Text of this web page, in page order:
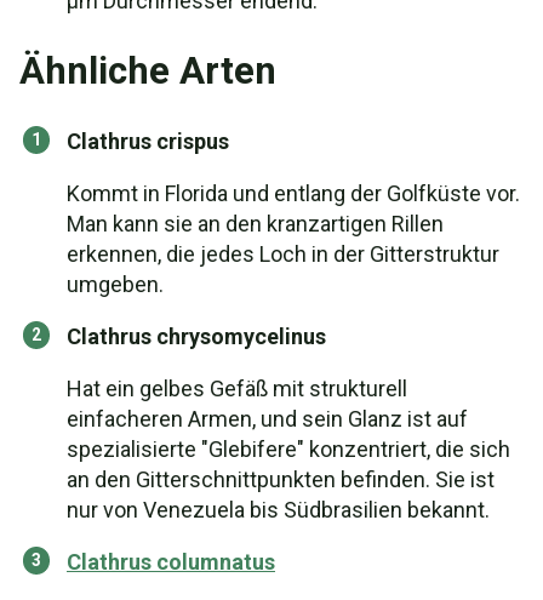
Ähnliche Arten
Clathrus crispus
Kommt in Florida und entlang der Golfküste vor.
Man kann sie an den kranzartigen Rillen
erkennen, die jedes Loch in der Gitterstruktur
umgeben.
Clathrus chrysomycelinus
Hat ein gelbes Gefäß mit strukturell
einfacheren Armen, und sein Glanz ist auf
spezialisierte "Glebifere" konzentriert, die sich
an den Gitterschnittpunkten befinden. Sie ist
nur von Venezuela bis Südbrasilien bekannt.
Clathrus columnatus